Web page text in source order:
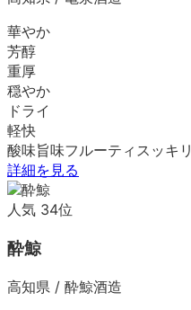
華やか
芳醇
重厚
穏やか
ドライ
軽快
酸味旨味フルーティ スッキリ
詳細を見る
人気 34位
酔鯨
高知県 / 酔鯨酒造